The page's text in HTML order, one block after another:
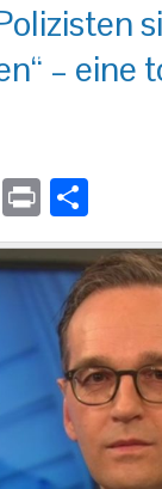
– eine
Message
Print